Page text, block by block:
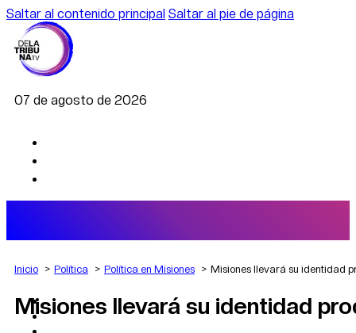
Saltar al contenido principal Saltar al pie de página
07 de agosto de 2026
AGRO
DEPORTES
Inicio Política Política en Misiones Misiones llevará su identidad
Misiones llevará su identidad